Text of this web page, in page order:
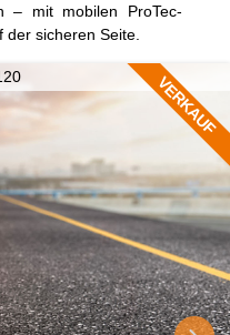
– mit mobilen ProTec-
der sicheren Seite.
VERKAUF